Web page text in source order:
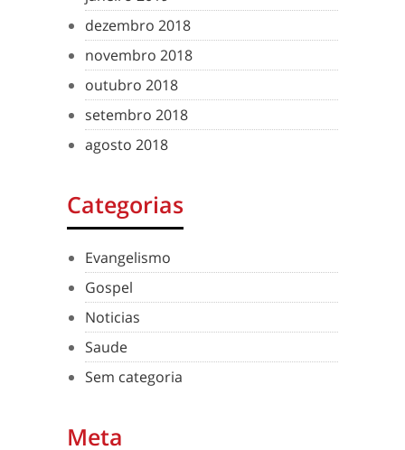
dezembro 2018
novembro 2018
outubro 2018
setembro 2018
agosto 2018
Categorias
Evangelismo
Gospel
Noticias
Saude
Sem categoria
Meta